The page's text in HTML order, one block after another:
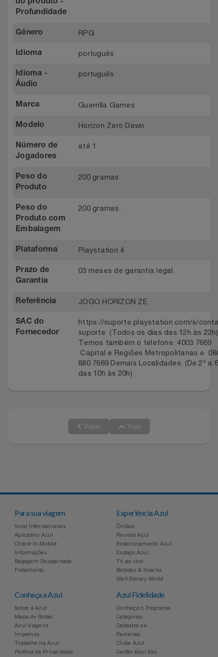
do produto -
Profundidade
Gênero RPG
Idioma português
Idioma -
Áudio
português
Marca Guerrilla Games
Modelo Horizon Zero Dawn
Número de
Jogadores
até 1
Peso do
Produto
200 gramas.
Peso do
Produto com
Embalagem
200 gramas.
Plataforma Playstation 4
Prazo de
Garantia
03 meses de garantia legal.
Referência JOGO HORIZON ZE.
SAC do
Fornecedor
https://suporte.playstation.com/s/
suporte (Todos os dias das 12h às 22h)
Temos também o telefone: 4003 7669
Capital e Regiões Metropolitanas e
880 7669 Demais Localidades (De 2ª a
das 10h às 20h)
Voltar Topo
Para sua viagem
Voos Internacionais
Aplicativo Azul
Check-in Mobile
Informações
Bagagem Despachada
Fretamento
Experiência Azul
Ônibus
Revista Azul
Estacionamento Azul
Espaço Azul
TV ao vivo
Bebidas & Snacks
Walt Disney World
Conheça a Azul
Sobre a Azul
Mapa de Rotas
Azul Viagens
Imprensa
Trabalhe na Azul
Política de Privacidade
Azul Fidelidade
Conheça o Programa
Categorias
Cadastre-se
Parcerias
Clube Azul
Cartão Azul Itaú